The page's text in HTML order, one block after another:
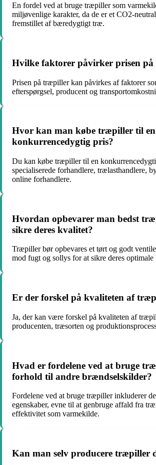
En fordel ved at bruge træpiller som
miljøvenlige karakter, da de er et CO2-
fremstillet af bæredygtigt træ.
Hvilke faktorer påvirker prisen
Prisen på træpiller kan påvirkes af faktorer
efterspørgsel, producent og
Hvor kan man købe træpiller til en
konkurrencedygtig pris?
Du kan købe træpiller til en
specialiserede forhandlere, trælasthandlere,
online forhandlere.
Hvordan opbevarer man bedst
sikre deres kvalitet?
Træpiller bør opbevares et tørt og godt
mod fugt og sollys for at sikre deres optimale
Er der forskel på kvaliteten af
Ja, der kan være forskel på kvaliteten af
producenten, træsorten og
Hvad er fordelene ved at bruge
forhold til andre brændselskilder?
Fordelene ved at bruge træpiller inkluderer
egenskaber, evne til at genbruge affald fra
effektivitet som varmekilde.
Kan man selv producere træpiller